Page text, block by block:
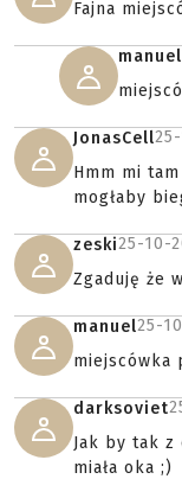
Fajna
manuel
JonasCell
Hmm mi
mogłaby
zeski25-10-
Zgaduję że
manuel25-
miejscówka
darksoviet
Jak by tak z
miała oka ;)